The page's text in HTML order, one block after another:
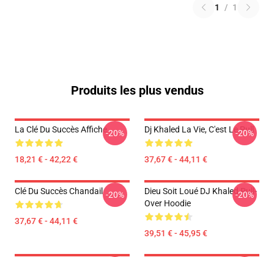
1 / 1
Produits les plus vendus
La Clé Du Succès Affiche
18,21 € - 42,22 €
-20% Dj Khaled La Vie, C'est Le Pull
37,67 € - 44,11 €
-20%
Clé Du Succès Chandail
37,67 € - 44,11 €
-20%
Dieu Soit Loué DJ Khaled Pull-
Over Hoodie
39,51 € - 45,95 €
-20%